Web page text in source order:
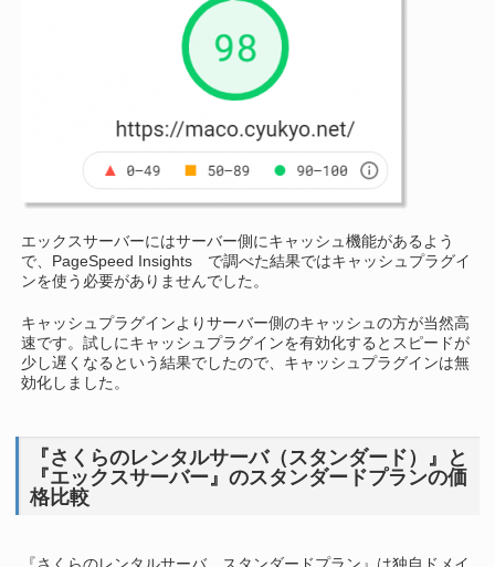
エックスサーバーにはサーバー側にキャッシュ機能があるよう
で、PageSpeed Insights で調べた結果ではキャッシュプラグイ
ンを使う必要がありませんでした。
キャッシュプラグインよりサーバー側のキャッシュの方が当然高
速です。試しにキャッシュプラグインを有効化するとスピードが
少し遅くなるという結果でしたので、キャッシュプラグインは無
効化しました。
『さくらのレンタルサーバ（スタンダード）』と
『エックスサーバー』のスタンダードプランの価
格比較